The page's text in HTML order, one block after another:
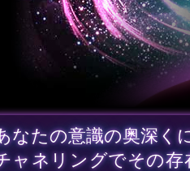
なたの意識の奥深く
ャネリングでその